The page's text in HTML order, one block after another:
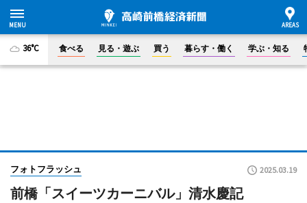
36°C 食べる 見る・遊ぶ 買う 暮らす・働く 学ぶ・知る
フォトフラッシュ 2025.03.19
前橋「スイーツカーニバル」清水慶記